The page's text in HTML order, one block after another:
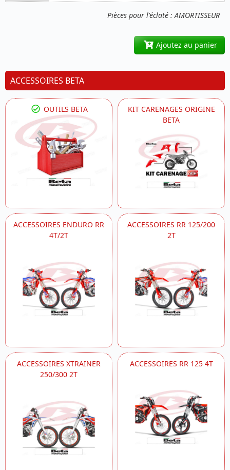
Pièces pour l'éclaté : AMORTISSEUR
Ajoutez au panier
ACCESSOIRES BETA
OUTILS BETA
KIT CARENAGES ORIGINE
BETA
ACCESSOIRES ENDURO RR
4T/2T
ACCESSOIRES RR 125/200
2T
ACCESSOIRES XTRAINER
250/300 2T
ACCESSOIRES RR 125 4T